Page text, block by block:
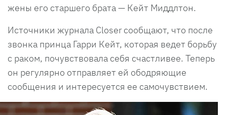
жены его старшего брата — Кейт Миддлтон.
Источники журнала Closer сообщают, что после
звонка принца Гарри Кейт, которая ведет борьбу
с раком, почувствовала себя счастливее. Теперь
он регулярно отправляет ей ободряющие
сообщения и интересуется ее самочувствием.